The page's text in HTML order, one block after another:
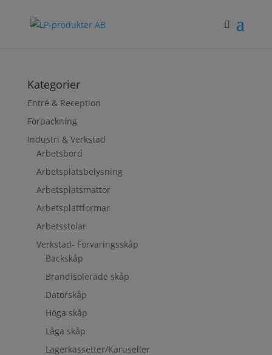
Kategorier
Entré & Reception
Förpackning
Industri & Verkstad
Arbetsbord
Arbetsplatsbelysning
Arbetsplatsmattor
Arbetsplattformar
Arbetsstolar
Verkstad- Förvaringsskåp
Backskåp
Brandisolerade skåp
Datorskåp
Höga skåp
Låga skåp
Lagerkassetter/Karuseller